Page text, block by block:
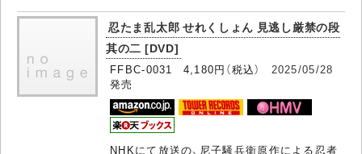
忍たま乱太郎 せれくしょん 見逃し厳禁の段
其の二 [DVD]
FFBC-0031 4,180円（税込） 2025/05/28
発売
NHKにて放送の、尼子騒兵衛原作による忍者